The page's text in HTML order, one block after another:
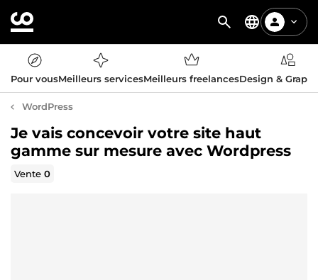
Pour vousMeilleurs servicesMeilleurs freelancesDesign &
WordPress
Je vais concevoir votre site haut
gamme sur mesure avec Wordpress
Vente0